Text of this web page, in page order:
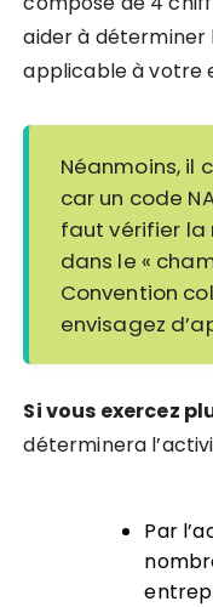
aider à
applicable à votre
Néanmoins, il
car un code
faut vérifier
dans le «
Convention
envisagez
Si vous exercez
déterminera
Par